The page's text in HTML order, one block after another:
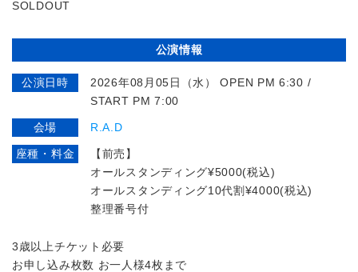
SOLDOUT
公演情報
公演日時
2026年08月05日（水） OPEN PM 6:30 /
START PM 7:00
会場 R.A.D
座種・料金
【前売】
オールスタンディング¥5000(税込)
オールスタンディング10代割¥4000(税込)
整理番号付
3歳以上チケット必要
お申し込み枚数 お一人様4枚まで